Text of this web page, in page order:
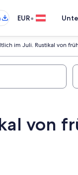
EUR•
im Juli. Rustikal von
von